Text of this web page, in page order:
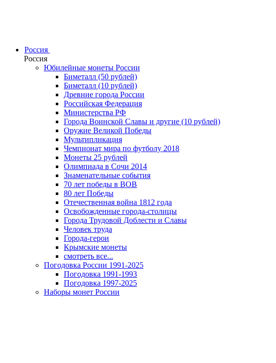
Россия
Россия
Юбилейные монеты России
Биметалл (50 рублей)
Биметалл (10 рублей)
Древние города России
Российская Федерация
Министерства РФ
Города Воинской Славы и другие (10 рублей)
Оружие Великой Победы
Мультипликация
Чемпионат мира по футболу 2018
Монеты 25 рублей
Олимпиада в Сочи 2014
Знаменательные события
70 лет победы в ВОВ
80 лет Победы
Отечественная война 1812 года
Освобожденные города-столицы
Города Трудовой Доблести и Славы
Человек труда
Города-герои
Крымские монеты
смотреть все...
Погодовка России 1991-2025
Погодовка 1991-1993
Погодовка 1997-2025
Наборы монет России